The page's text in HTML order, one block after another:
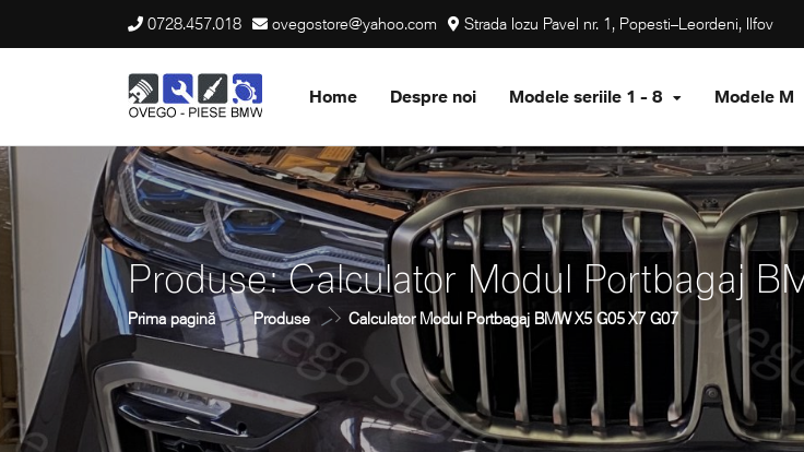
0728.457.018 ovegostore@yahoo.com Strada Iozu Pavel nr. 1, Popesti–Leordeni, Ilfov
Home Despre noi Modele seriile 1 - 8 Modele M
Produse: Calculator Modul Portbagaj
Prima pagină Produse Calculator Modul Portbagaj BMW X5 G05 X7 G07